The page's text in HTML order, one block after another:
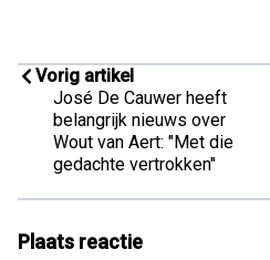
Vorig artikel
José De Cauwer heeft
belangrijk nieuws over
Wout van Aert: "Met die
gedachte vertrokken"
Plaats reactie